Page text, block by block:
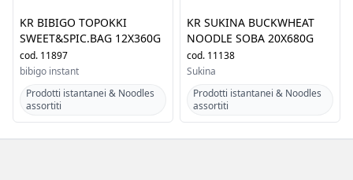
KR BIBIGO TOPOKKI
SWEET&SPIC.BAG 12X360G
cod. 11897
bibigo instant
Prodotti istantanei & Noodles
assortiti
KR SUKINA BUCKWHEAT
NOODLE SOBA 20X680G
cod. 11138
Sukina
Prodotti istantanei & Noodles
assortiti